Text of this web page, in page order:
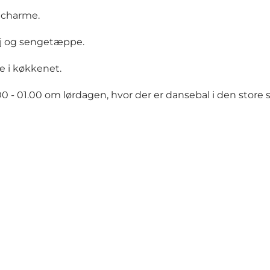
og sengetæppe.
i køkkenet.
- 01.00 om lørdagen, hvor der er dansebal i den